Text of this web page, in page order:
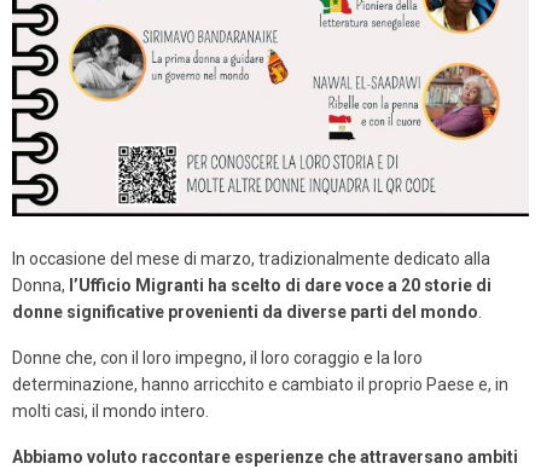
In occasione del mese di marzo, tradizionalmente dedicato alla
Donna, l’Ufficio Migranti ha scelto di dare voce a 20 storie di
donne significative provenienti da diverse parti del mondo.
Donne che, con il loro impegno, il loro coraggio e la loro
determinazione, hanno arricchito e cambiato il proprio Paese e, in
molti casi, il mondo intero.
Abbiamo voluto raccontare esperienze che attraversano ambiti